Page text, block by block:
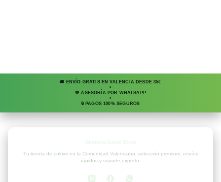
🚚 ENVÍO GRATIS EN VALENCIA DESDE 35€
•
💬 ASESORÍA POR WHATSAPP
•
🔒 PAGOS 100% SEGUROS
Tu tienda de cultivo en la Comunidad Valenciana: selección premium, envíos
rápidos y soporte experto.